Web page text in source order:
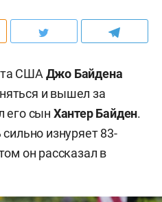
США Джо Байдена
и вышел за
его сын Хантер Байден.
изнуряет 83-
он рассказал в